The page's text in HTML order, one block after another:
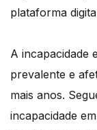
plataforma
A incapacidade
prevalente e
mais anos.
incapacidade